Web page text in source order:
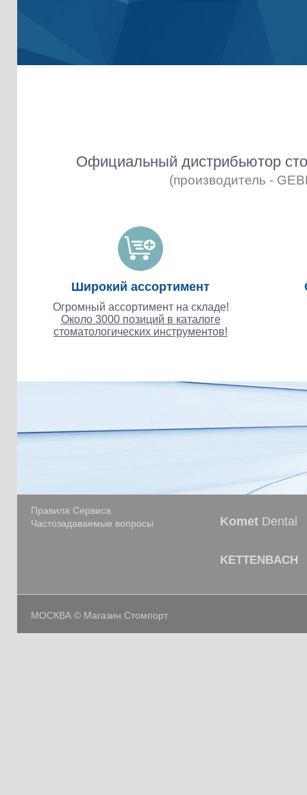
Официальный дистрибьютор
(производитель -
Широкий ассортимент
Огромный ассортимент на складе!
Около 3000 позиций в каталоге
стоматологических инструментов!
Правила Сервиса
Частозадаваемые вопросы
Komet Dental
KETTENBACH
МОСКВА © Магазин Стомпорт